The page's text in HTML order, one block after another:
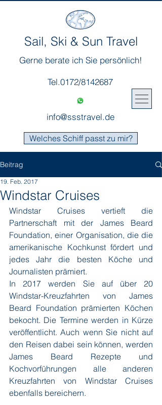
Sail, Ski & Sun Travel
Gerne berate ich Sie persönlich!
Tel.0172/8142687
info@ssstravel.de
Welches Schiff passt zu mir?
Beitrag
Windstar Cruises
19. Feb. 2017
Windstar Cruises vertieft die
Partnerschaft mit der James Beard
Foundation, einer Organisation, die die
amerikanische Kochkunst fördert und
jedes Jahr die besten Köche und
Journalisten prämiert.
In 2017 werden Sie auf über 20
Windstar-Kreuzfahrten von James
Beard Foundation prämierten Köchen
bekocht. Die Termine werden in Kürze
veröffentlicht. Auch wenn Sie nicht auf
den Reisen dabei sein können, werden
James Beard Rezepte und
Kochvorführungen alle anderen
Kreuzfahrten von Windstar Cruises
ebenfalls bereichern.